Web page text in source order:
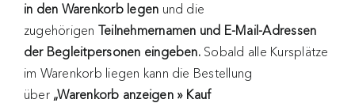
in den Warenkorb legen und die
zugehörigen Teilnehmernamen und E-Mail-Adressen
der Begleitpersonen eingeben.Sobald alle Kursplätze
im Warenkorb liegen kann die Bestellung
über „Warenkorb anzeigen » Kauf